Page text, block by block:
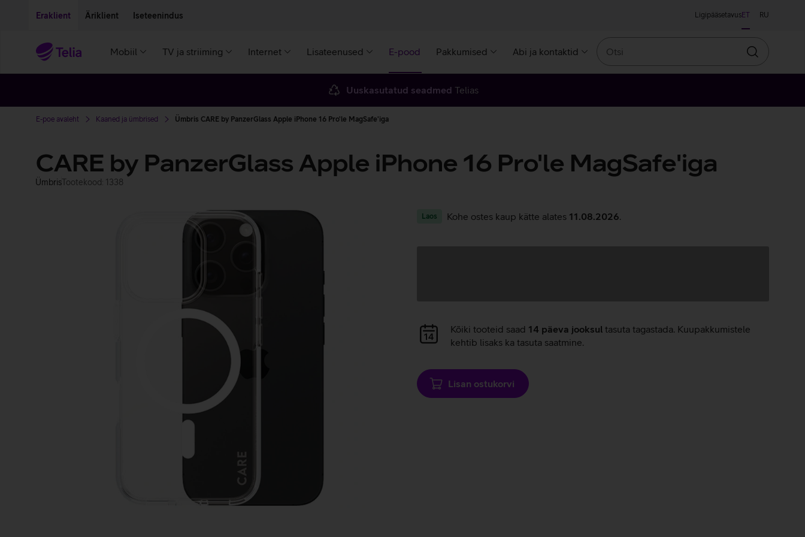
Eraklient Äriklient Iseteenindus LigipääsetavusET RU
Mobiil TV ja striiming Internet Lisateenused E-pood Pakkumised Abi ja kontaktid
Otsin
Uuskasutatud seadmed Telias
E-poe avaleht Kaaned ja ümbrised Ümbris CARE by PanzerGlass Apple iPhone 16 Pro'le MagSafe'iga
CARE by PanzerGlass Apple iPhone 16 Pro'le MagSafe'iga
ÜmbrisTootekood: 1338
Laos Kohe ostes kaup kätte alates 11.08.2026
Andmete
laadimine
Kõiki tooteid saad 14 päeva jooksul tasuta tagastada. Kuupakkumistele
kehtib lisaks ka tasuta saatmine.
Lisan ostukorvi